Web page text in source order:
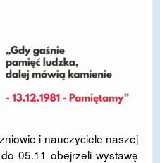
– ROZWÓJ
NA TERENIE MIASTA
i nauczyciele naszej
05.11 obejrzeli wystawę